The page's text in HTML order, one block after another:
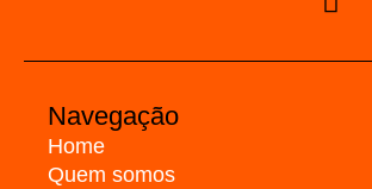
Navegação
Home
Quem somos